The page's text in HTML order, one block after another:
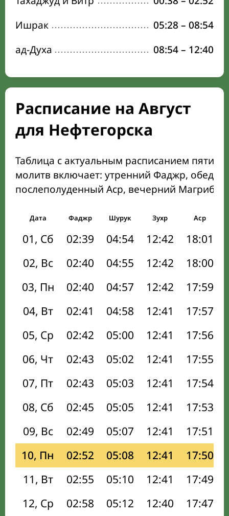
Ишрак
05:28 – 08:54
ад-Духа
08:54– 12:40
Расписание на Август
для Нефтегорска
Таблица с актуальным расписанием пяти
молитв включает: утренний Фаджр,
послеполуденный Аср, вечерний Магриб
Дата Фаджр Шурук Зухр Аср
01, Сб 02:39 04:54 12:42 18:01
02, Вс
02:40 04:55 12:42 18:00
03, Пн
02:40 04:57 12:42 17:59
04, Вт
02:41 04:58 12:41 17:57
05, Ср
02:42 05:00 12:41 17:56
06, Чт
02:43 05:02 12:41 17:55
07, Пт
02:43 05:03 12:41 17:54
08, Сб
02:45 05:05 12:41 17:53
09, Вс
02:49 05:07 12:41 17:51
10, Пн
02:52 05:08 12:41 17:50
11, Вт
02:55 05:10 12:41 17:49
12, Ср
02:58 05:12 12:40 17:47